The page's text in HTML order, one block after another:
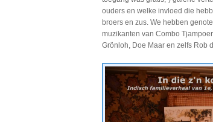
ouders en welke invloed die
broers en zus. We hebben
muzikanten van Combo
Grönloh, Doe Maar en zelfs Rob